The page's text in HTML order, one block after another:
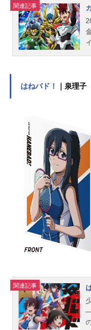
関連記事
はねバド！ ｜泉理子
関連記事